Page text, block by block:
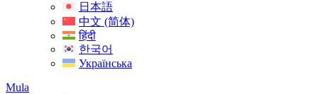
日本語
中文 (简体)
हिंदी
한국어
Українська
Mula